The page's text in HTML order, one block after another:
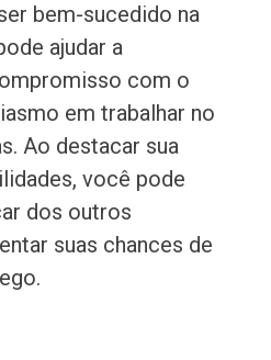
bem-sucedido na
ajudar a
com o
em trabalhar no
Ao destacar sua
você pode
dos outros
suas chances de